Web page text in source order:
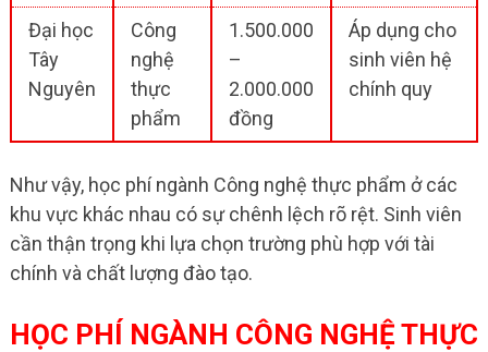
Đại học
Tây
Nguyên
Công
nghệ
thực
phẩm
1.500.000
–
2.000.000
đồng
Áp dụng cho
sinh viên hệ
chính quy
Như vậy, học phí ngành Công nghệ thực phẩm ở các
khu vực khác nhau có sự chênh lệch rõ rệt. Sinh viên
cần thận trọng khi lựa chọn trường phù hợp với tài
chính và chất lượng đào tạo.
HỌC PHÍ NGÀNH CÔNG NGHỆ THỰC